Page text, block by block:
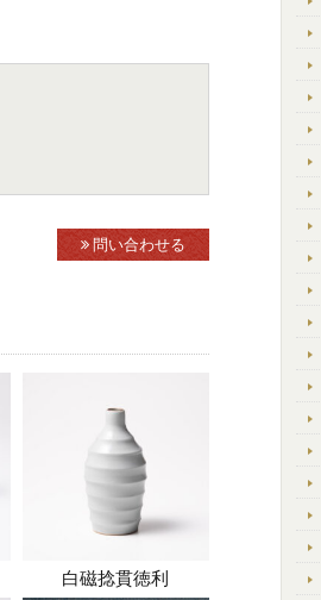
問い合わせる
白磁捻貫徳利